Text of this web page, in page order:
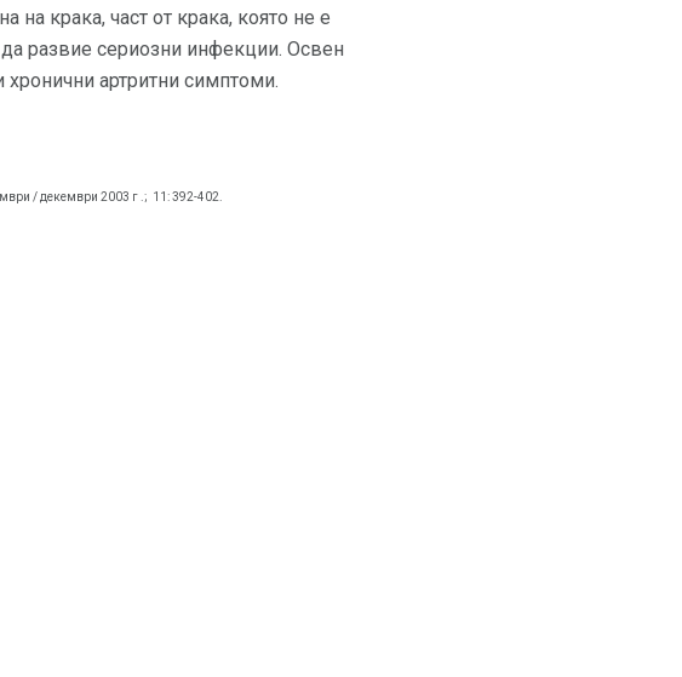
крака, част от крака, която не е
развие сериозни инфекции. Освен
артритни симптоми.
/ декември 2003 г .; 11: 392-402.